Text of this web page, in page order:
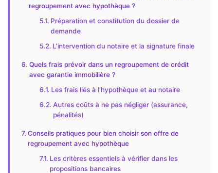
regroupement avec hypothèque ?
Préparation et constitution du dossier de
demande
L’intervention du notaire et la signature finale
Quels frais prévoir dans un regroupement de crédit
avec garantie immobilière ?
Les frais liés à l’hypothèque et au notaire
Autres coûts à ne pas négliger (assurance,
pénalités)
Conseils pratiques pour bien choisir son offre de
regroupement avec hypothèque
Les critères essentiels à vérifier dans les
propositions bancaires